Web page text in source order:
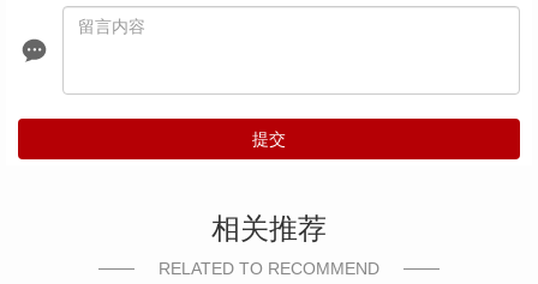
提交
相关推荐
RELATED TO RECOMMEND